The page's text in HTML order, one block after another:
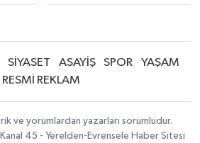
SİYASET ASAYİŞ SPOR
YAŞAM
RESMİ REKLAM
ve yorumlardan yazarları sorumludur.
Kanal 45 - Yerelden-Evrensele Haber Sitesi